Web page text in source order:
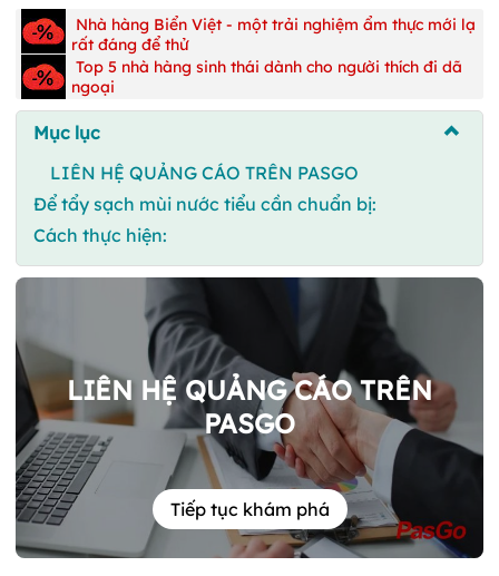
Nhà hàng Biển Việt - một trải nghiệm ẩm thực mới lạ
rất đáng để thử
Top 5 nhà hàng sinh thái dành cho người thích đi dã
ngoại
Mục lục
LIÊN HỆ QUẢNG CÁO TRÊN PASGO
Để tẩy sạch mùi nước tiểu cần chuẩn bị:
Cách thực hiện:
LIÊN HỆ QUẢNG CÁO TRÊN
PASGO
Tiếp tục khám phá